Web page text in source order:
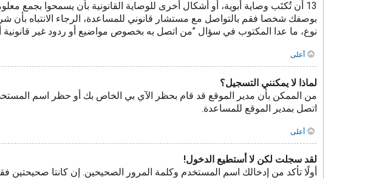
نوع، ما عدا المكتوب في سؤال ”من اتصل به بخصوص مواضيع أو ردود غير قانونية
أعلى
لماذا لا يمكنني التسجيل؟
من الممكن بأن مدير الموقع قد قام بحظر الآي بي الخاص بك أو حظر اسم
اتصل بمدير الموقع للمساعدة.
أعلى
لقد سجلت لكن لا أستطيع الدخول!